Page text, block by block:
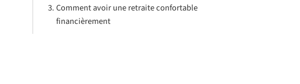
Comment avoir une retraite confortable
financièrement